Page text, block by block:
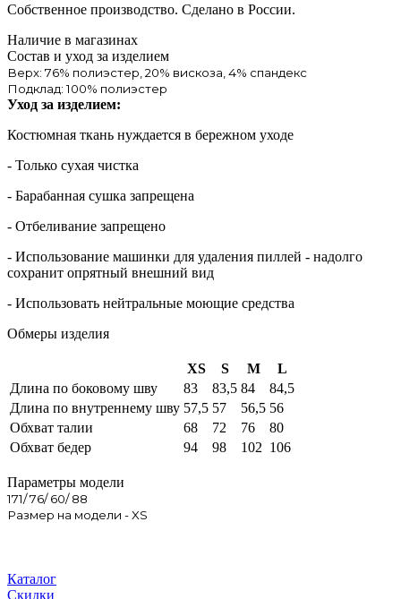
Собственное производство. Сделано в России.
Наличие в магазинах
Состав и уход за изделием
Верх: 76% полиэстер, 20% вискоза, 4% спандекс
Подклад: 100% полиэстер
Уход за изделием:
Костюмная ткань нуждается в бережном уходе
- Только сухая чистка
- Барабанная сушка запрещена
- Отбеливание запрещено
- Использование машинки для удаления пиллей - надолго
сохранит опрятный внешний вид
- Использовать нейтральные моющие средства
Обмеры изделия
XS S M
L
Длина по боковому шву
83 83,5 84
84,5
Длина по внутреннему шву 57,5 57 56,5 56
Обхват талии
68 72 76
80
Обхват бедер
94 98 102 106
Параметры модели
171/ 76/ 60/ 88
Размер на модели - XS
Каталог
Скидки